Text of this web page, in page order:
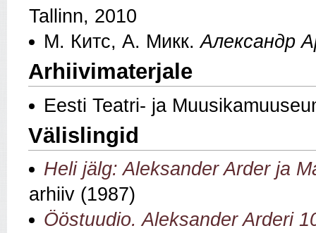
Tallinn, 2010
М. Китс, А. Микк.Александр
Arhiivimaterjale
Eesti Teatri- ja
Välislingid
Heli jälg: Aleksander Arder ja
arhiiv (1987)
Ööstuudio. Aleksander Arderi